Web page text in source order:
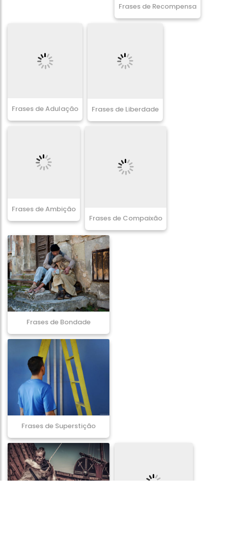
Frases de Recompensa
Frases de Adulação Frases de Liberdade
Frases de Ambição
Frases de Compaixão
Frases de Bondade
Frases de Superstição